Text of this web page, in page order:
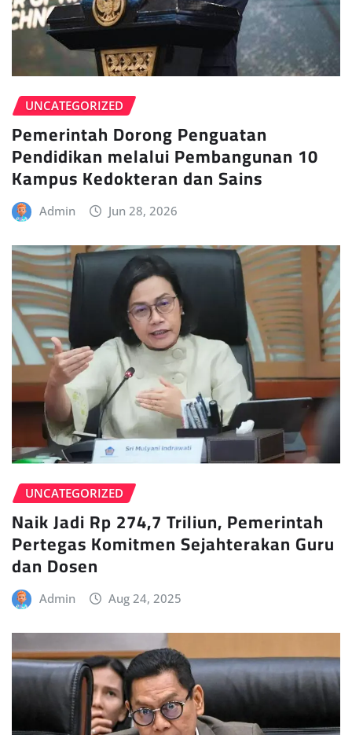
UNCATEGORIZED
Pemerintah Dorong Penguatan
Pendidikan melalui Pembangunan 10
Kampus Kedokteran dan Sains
Admin Jun 28, 2026
UNCATEGORIZED
Naik Jadi Rp 274,7 Triliun, Pemerintah
Pertegas Komitmen Sejahterakan Guru
dan Dosen
Admin Aug 24, 2025